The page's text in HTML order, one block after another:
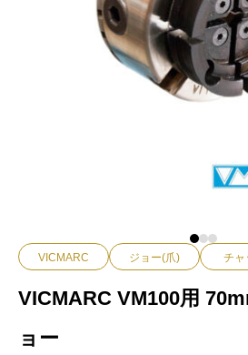
VICMARC ジョー(爪) チャ
VICMARC VM100用
ョー